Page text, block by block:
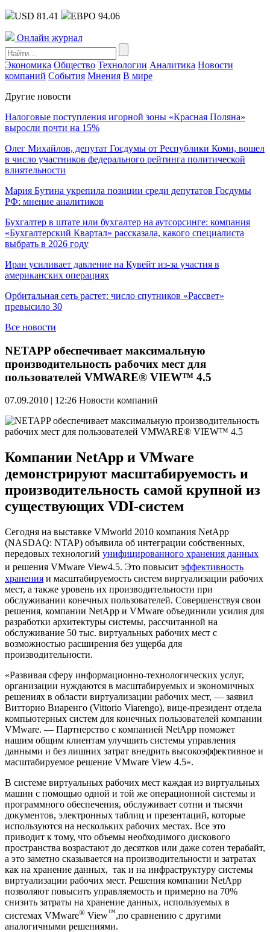
USD 81.41 ЕВРО 94.06
Онлайн журнал
Экономика Общество Технологии Аналитика Новости
компаний События Мнения В мире
Другие новости
Налоговые поступления игорной зоны «Красная Поляна»
выросли почти на 15%
Олег Михайлов, депутат Госдумы от Республики Коми, вошел
в число участников федерального рейтинга политической
влиятельности
Мария Бутина укрепила позиции среди депутатов Госдумы
РФ: мнение аналитиков
Бухгалтер в штате или бухгалтер на аутсорсинге: компания
«Бухгалтерский Квартал» рассказала, какого специалиста
выбрать в 2026 году
Иран усиливает давление на Кувейт из-за участия в
американских операциях
Орбитальная сеть растет: число спутников «Рассвет»
превысило 30
Все новости
NETAPP обеспечивает максимальную
производительность рабочих мест для
пользователей VMWARE® VIEW™ 4.5
07.09.2010 | 12:26 Новости компаний
Компании NetApp и VMware
демонстрируют масштабируемость и
производительность самой крупной из
существующих VDI-систем
Сегодня на выставке VMworld 2010 компания NetApp
(NASDAQ: NTAP) объявила об интеграции собственных,
передовых технологий унифицированного хранения данных
и решения VMware View4.5. Это повысит эффективность
хранения и масштабируемость систем виртуализации рабочих
мест, а также уровень их производительности при
обслуживании конечных пользователей. Совершенствуя свои
решения, компании NetApp и VMware объединили усилия для
разработки архитектуры системы, рассчитанной на
обслуживание 50 тыс. виртуальных рабочих мест с
возможностью расширения без ущерба для
производительности.
«Развивая сферу информационно-технологических услуг,
организации нуждаются в масштабируемых и экономичных
решениях в области виртуализации рабочих мест, — заявил
Витторио Виаренго (Vittorio Viarengo), вице-президент отдела
компьютерных систем для конечных пользователей компании
VMware. — Партнерство с компанией NetApp поможет
нашим общим клиентам улучшить системы управления
данными и без лишних затрат внедрить высокоэффективное и
масштабируемое решение VMware View 4.5».
В системе виртуальных рабочих мест каждая из виртуальных
машин с помощью одной и той же операционной системы и
программного обеспечения, обслуживает сотни и тысячи
документов, электронных таблиц и презентаций, которые
используются на нескольких рабочих местах. Все это
приводит к тому, что объемы необходимого дискового
пространства возрастают до десятков или даже сотен терабайт,
а это заметно сказывается на производительности и затратах
как на хранение данных, так и на инфраструктуру системы
виртуализации рабочих мест. Решения компании NetApp
позволяют повысить управляемость и примерно на 70%
снизить затраты на хранение данных, используемых в
системах VMware® View™,по сравнению с другими
аналогичными решениями.